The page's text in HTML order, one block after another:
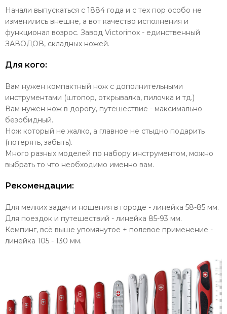
Начали выпускаться с 1884 года и с тех пор особо не
изменились внешне, а вот качество исполнения и
функционал возрос. Завод Victorinox - единственный
ЗАВОДОВ, складных ножей.
Для кого:
Вам нужен компактный нож с дополнительными
инструментами (штопор, открывалка, пилочка и тд.)
Вам нужен нож в дорогу, путешествие - максимально
безобидный.
Нож который не жалко, а главное не стыдно подарить
(потерять, забыть).
Много разных моделей по набору инструментом, можно
выбрать то что необходимо именно вам.
Рекомендации:
Для мелких задач и ношения в городе - линейка 58-85 мм.
Для поездок и путешествий - линейка 85-93 мм.
Кемпинг, всё выше упомянутое + полевое применение -
линейка 105 - 130 мм.